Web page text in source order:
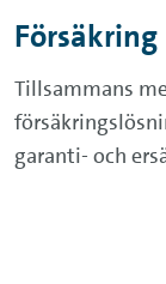
Försäkring
Tillsammans
garanti- och